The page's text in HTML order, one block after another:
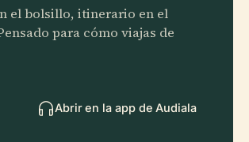
el bolsillo, itinerario en el
para cómo viajas de
Abrir en la app de Audiala